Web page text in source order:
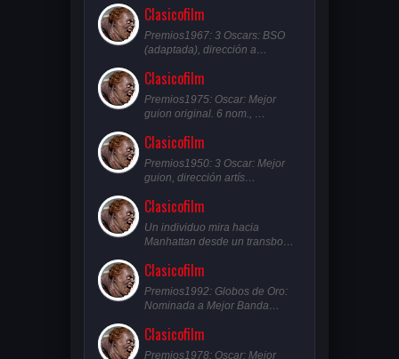
Clasicofilm
Premios1967: 3 Oscars: BSO
(adaptada), dirección a…
Clasicofilm
Premios1975: Oscar: Mejor
guion original. 6 nom., …
Clasicofilm
Premios1950: 3 Oscar: Mejor
guion, dirección artís…
Clasicofilm
Un individuo mira hacia
Manhattan desde un transbo…
Clasicofilm
Premios1992: Globos de Oro:
Nominada a Mejor Banda…
Clasicofilm
Premios1978: Oscar: Mejor